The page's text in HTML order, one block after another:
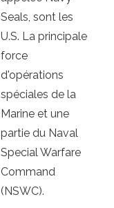
Seals, sont les
U.S. La principale
force
d'opérations
spéciales de la
Marine et une
partie du Naval
Special Warfare
Command
(NSWC).